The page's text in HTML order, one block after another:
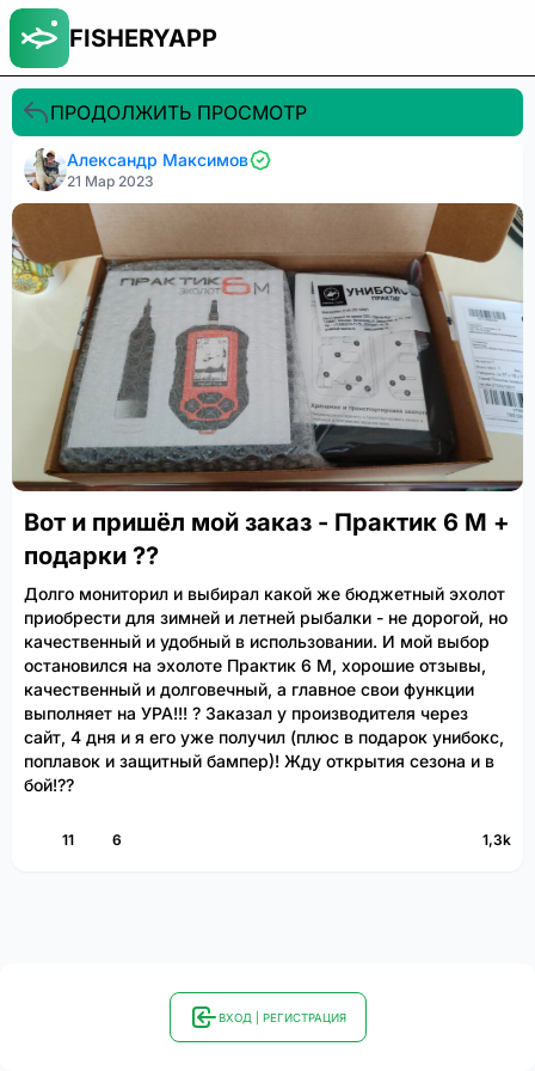
FISHERYAPP
ПРОДОЛЖИТЬ ПРОСМОТР
Александр Максимов
21 Мар 2023
Вот и пришёл мой заказ - Практик 6 М +
подарки ??
Долго мониторил и выбирал какой же бюджетный эхолот
приобрести для зимней и летней рыбалки - не дорогой, но
качественный и удобный в использовании. И мой выбор
остановился на эхолоте Практик 6 М, хорошие отзывы,
качественный и долговечный, а главное свои функции
выполняет на УРА!!! ? Заказал у производителя через
сайт, 4 дня и я его уже получил (плюс в подарок унибокс,
поплавок и защитный бампер)! Жду открытия сезона и в
бой!??
11 6 1,3k
ВХОД | РЕГИСТРАЦИЯ